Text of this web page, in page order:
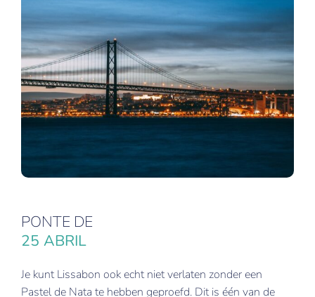
PONTE DE
25 ABRIL
Je kunt Lissabon ook echt niet verlaten zonder een
Pastel de Nata te hebben geproefd. Dit is één van de